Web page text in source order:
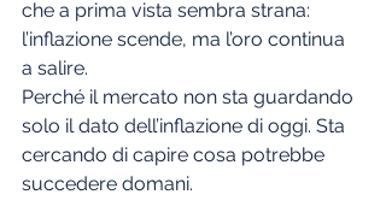
che a prima vista sembra strana:
l’inflazione scende, ma l’oro continua
a salire.
Perché il mercato non sta guardando
solo il dato dell’inflazione di oggi. Sta
cercando di capire cosa potrebbe
succedere domani.